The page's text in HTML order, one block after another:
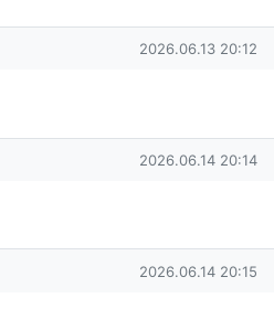
작성일
2026.06.13 20:12
작성일
2026.06.14 20:14
작성일
2026.06.14 20:15